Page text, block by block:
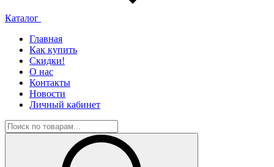
Каталог
Главная
Как купить
Скидки!
О нас
Контакты
Новости
Личный кабинет